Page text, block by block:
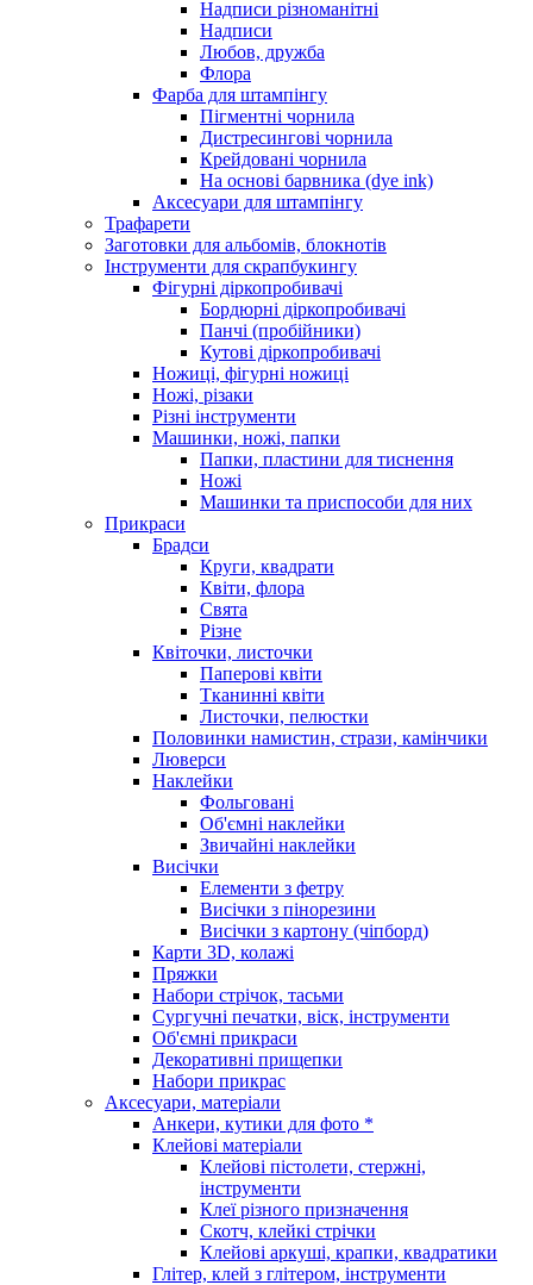
Надписи різноманітні
Надписи
Любов, дружба
Флора
Фарба для штампінгу
Пігментні чорнила
Дистресингові чорнила
Крейдовані чорнила
На основі барвника (dye ink)
Аксесуари для штампінгу
Трафарети
Заготовки для альбомів, блокнотів
Інструменти для скрапбукингу
Фігурні діркопробивачі
Бордюрні діркопробивачі
Панчі (пробійники)
Кутові діркопробивачі
Ножиці, фігурні ножиці
Ножі, різаки
Різні інструменти
Машинки, ножі, папки
Папки, пластини для тиснення
Ножі
Машинки та приспособи для них
Прикраси
Брадси
Круги, квадрати
Квіти, флора
Свята
Різне
Квіточки, листочки
Паперові квіти
Тканинні квіти
Листочки, пелюстки
Половинки намистин, стрази, камінчики
Люверси
Наклейки
Фольговані
Об'ємні наклейки
Звичайні наклейки
Висічки
Елементи з фетру
Висічки з пінорезини
Висічки з картону (чіпборд)
Карти 3D, колажі
Пряжки
Набори стрічок, тасьми
Сургучні печатки, віск, інструменти
Об'ємні прикраси
Декоративні прищепки
Набори прикрас
Аксесуари, матеріали
Анкери, кутики для фото *
Клейові матеріали
Клейові пістолети, стержні,
інструменти
Клеї різного призначення
Скотч, клейкі стрічки
Клейові аркуші, крапки, квадратики
Глітер, клей з глітером, інструменти